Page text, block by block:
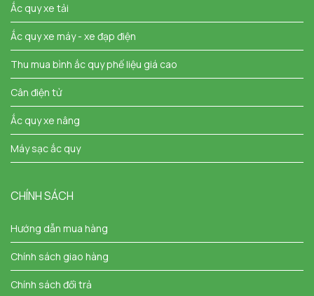
Ắc quy xe tải
Ắc quy xe máy - xe đạp điện
Thu mua bình ắc quy phế liệu giá cao
Cân điện tử
Ắc quy xe nâng
Máy sạc ắc quy
CHÍNH SÁCH
Hướng dẫn mua hàng
Chính sách giao hàng
Chính sách đổi trả